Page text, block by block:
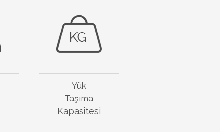
Yük
Taşıma
Kapasitesi